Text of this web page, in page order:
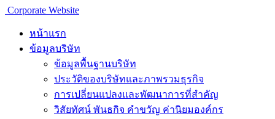
Corporate Website
หน้าแรก
ข้อมูลบริษัท
ข้อมูลพื้นฐานบริษัท
ประวัติของบริษัทและภาพรวมธุรกิจ
การเปลี่ยนแปลงและพัฒนาการที่สำคัญ
วิสัยทัศน์ พันธกิจ คำขวัญ ค่านิยมองค์กร